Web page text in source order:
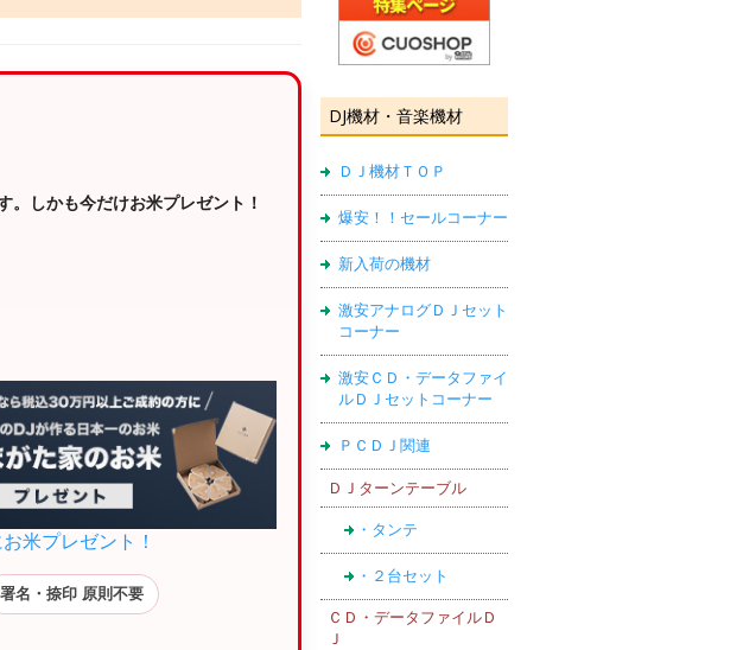
DJ機材・音楽機材
ＤＪ機材ＴＯＰ
爆安！！セールコーナー
新入荷の機材
激安アナログＤＪセット
コーナー
激安ＣＤ・データファイ
ルＤＪセットコーナー
ＰＣＤＪ関連
ＤＪターンテーブル
・タンテ
・２台セット
ＣＤ・データファイルＤ
Ｊ
しかも今だけお米プレゼント！
米プレゼント！
署名・捺印 原則不要